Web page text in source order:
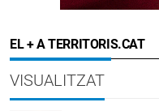
EL + A TERRITORIS.CAT
VISUALITZAT